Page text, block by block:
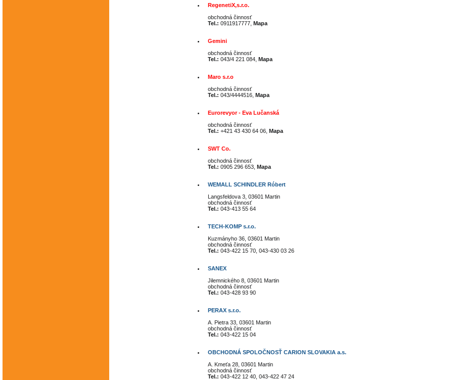
RegenetiX,s.r.o.
obchodná činnosť
Tel.: 0911917777, Mapa
Gemini
obchodná činnosť
Tel.: 043/4 221 084, Mapa
Maro s.r.o
obchodná činnosť
Tel.: 043/4444516, Mapa
Eurorevyor - Eva Lučanská
obchodná činnosť
Tel.: +421 43 430 64 06, Mapa
SWT Co.
obchodná činnosť
Tel.: 0905 296 653, Mapa
WEMALL SCHINDLER Róbert
Langsfeldova 3, 03601 Martin
obchodná činnosť
Tel.: 043-413 55 64
TECH-KOMP s.r.o.
Kuzmányho 36, 03601 Martin
obchodná činnosť
Tel.: 043-422 15 70, 043-430 03 26
SANEX
Jilemnického 8, 03601 Martin
obchodná činnosť
Tel.: 043-428 93 90
PERAX s.r.o.
A. Pietra 33, 03601 Martin
obchodná činnosť
Tel.: 043-422 15 04
OBCHODNÁ SPOLOČNOSŤ CARION SLOVAKIA a.s.
A. Kmeťa 28, 03601 Martin
obchodná činnosť
Tel.: 043-422 12 40, 043-422 47 24